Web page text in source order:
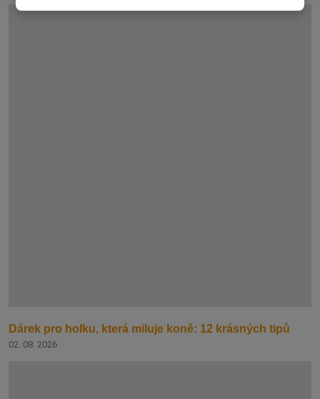
Dárek pro holku, která miluje koně: 12 krásných tipů
02. 08. 2026